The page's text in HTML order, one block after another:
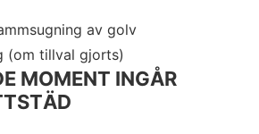
av golv
(om tillval gjorts)
MOMENT INGÅR